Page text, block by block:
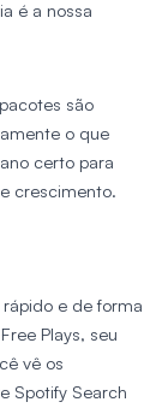
é a nossa
são
o que
certo para
crescimento.
e de forma
Plays, seu
vê os
Spotify Search